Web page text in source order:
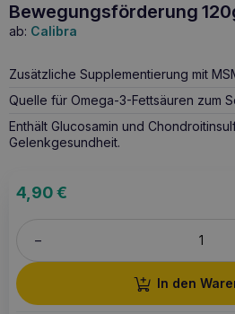
Bewegungsförderung
ab: Calibra
Zusätzliche Supplementierung mit
Quelle für Omega-3-Fettsäuren zum
Enthält Glucosamin und
Gelenkgesundheit.
4,90€
–
In den